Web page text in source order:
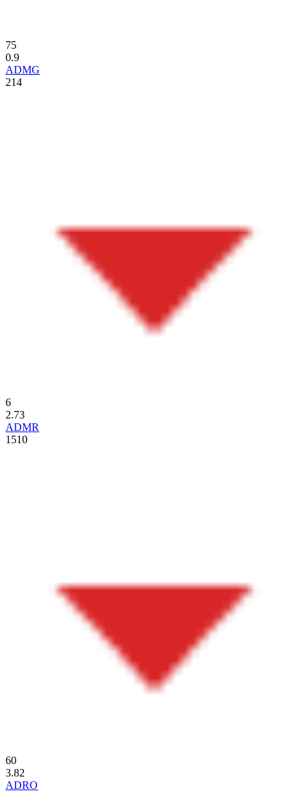
75
0.9
ADMG
214
6
2.73
ADMR
1510
60
3.82
ADRO